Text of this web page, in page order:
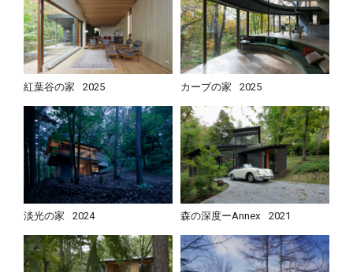
紅葉谷の家 2025 カーブの家 2025
淡光の家 2024 森の深度ーAnnex 2021